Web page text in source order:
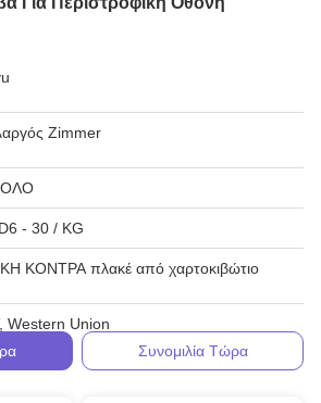
Zimmer
- 30 / KG
ΚΟΝΤΡΑ πλακέ από χαρτοκιβώτιο
Western Union
Συνομιλία Τώρα